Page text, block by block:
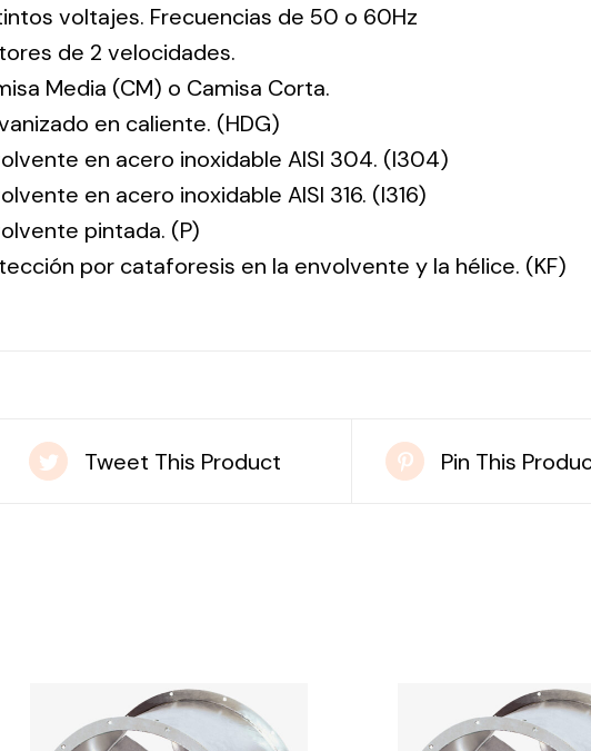
voltajes. Frecuencias de 50 o 60Hz
de 2 velocidades.
Media (CM) o Camisa Corta.
en caliente. (HDG)
en acero inoxidable AISI 304. (I304)
en acero inoxidable AISI 316. (I316)
pintada. (P)
por cataforesis en la envolvente y la hélice. (KF)
Tweet This Product Pin This